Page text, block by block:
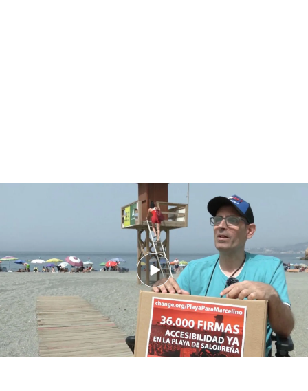
Un enfermo de esclerosis múltiple logra que una playa de Granada sea
accesible tras recoger 35.000 firmas